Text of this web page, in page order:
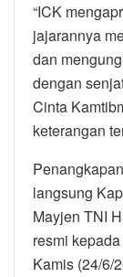
“ICK
jajarannya
dan
dengan
Cinta
keterangan
langsung
Mayjen TNI
resmi
Kamis (24/6/